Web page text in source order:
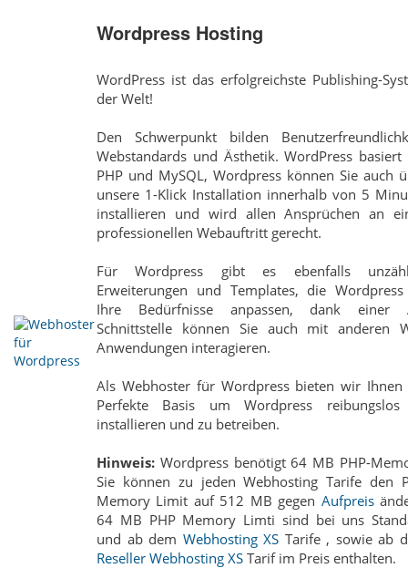
Wordpress Hosting
WordPress ist das erfolgreichste Publishing-
der Welt!
Den Schwerpunkt bilden
Webstandards und Ästhetik. WordPress basiert
PHP und MySQL, Wordpress können Sie auch
unsere 1-Klick Installation innerhalb von 5
installieren und wird allen Ansprüchen an
professionellen Webauftritt gerecht.
Für Wordpress gibt es ebenfalls
Erweiterungen und Templates, die
Ihre Bedürfnisse anpassen, dank einer
Schnittstelle können Sie auch mit anderen
Anwendungen interagieren.
Als Webhoster für Wordpress bieten wir Ihnen
Perfekte Basis um Wordpress
installieren und zu betreiben.
Hinweis: Wordpress benötigt 64 MB PHP-
Sie können zu jeden Webhosting Tarife den
Memory Limit auf 512 MB gegen Aufpreis
64 MB PHP Memory Limti sind bei uns
und ab dem Webhosting XS Tarife , sowie ab
Reseller Webhosting XS Tarif im Preis enthalten.